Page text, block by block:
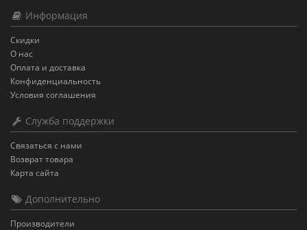
Информация
Скидки
О нас
Оплата и доставка
Конфиденциальность
Условия соглашения
Служба поддержки
Связаться с нами
Возврат товара
Карта сайта
Дополнительно
Производители